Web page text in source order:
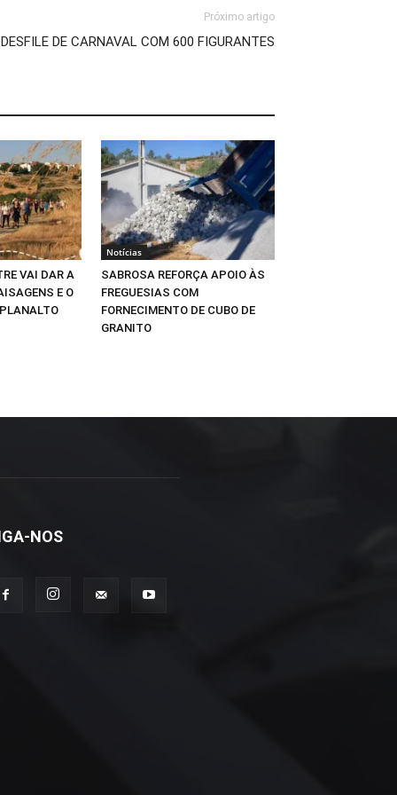
Próximo artigo
DE CARNAVAL COM 600 FIGURANTES
VAI DAR A
E O
Notícias
SABROSA REFORÇA APOIO ÀS
FREGUESIAS COM
FORNECIMENTO DE CUBO DE
GRANITO
NOS